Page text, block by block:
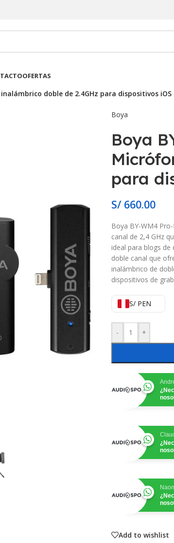
OFERTAS
doble de 2.4GHz para dispositivos iOS
Boya
Boya
para
S/660.00
Boya BY-WM4
canal de 2,4 GHz
ideal para blogs
doble canal que
inalámbrico de
dispositivos de
S/ PEN
- +
Add to wishlist